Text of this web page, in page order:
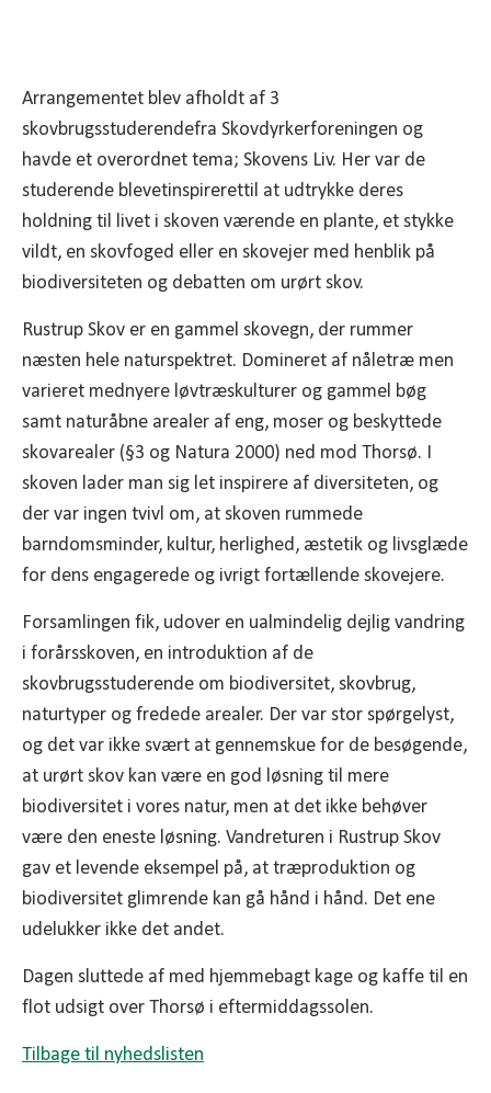
Arrangementet blev afholdt af 3
skovbrugsstuderendefra Skovdyrkerforeningen og
havde et overordnet tema; Skovens Liv. Her var de
studerende blevetinspirerettil at udtrykke deres
holdning til livet i skoven værende en plante, et stykke
vildt, en skovfoged eller en skovejer med henblik på
biodiversiteten og debatten om urørt skov.
Rustrup Skov er en gammel skovegn, der rummer
næsten hele naturspektret. Domineret af nåletræ men
varieret mednyere løvtræskulturer og gammel bøg
samt naturåbne arealer af eng, moser og beskyttede
skovarealer (§3 og Natura 2000) ned mod Thorsø. I
skoven lader man sig let inspirere af diversiteten, og
der var ingen tvivl om, at skoven rummede
barndomsminder, kultur, herlighed, æstetik og livsglæde
for dens engagerede og ivrigt fortællende skovejere.
Forsamlingen fik, udover en ualmindelig dejlig vandring
i forårsskoven, en introduktion af de
skovbrugsstuderende om biodiversitet, skovbrug,
naturtyper og fredede arealer. Der var stor spørgelyst,
og det var ikke svært at gennemskue for de besøgende,
at urørt skov kan være en god løsning til mere
biodiversitet i vores natur, men at det ikke behøver
være den eneste løsning. Vandreturen i Rustrup Skov
gav et levende eksempel på, at træproduktion og
biodiversitet glimrende kan gå hånd i hånd. Det ene
udelukker ikke det andet.
Dagen sluttede af med hjemmebagt kage og kaffe til en
flot udsigt over Thorsø i eftermiddagssolen.
Tilbage til nyhedslisten